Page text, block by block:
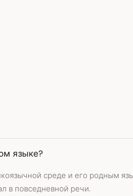
языке?
среде и его родным
в повседневной речи.